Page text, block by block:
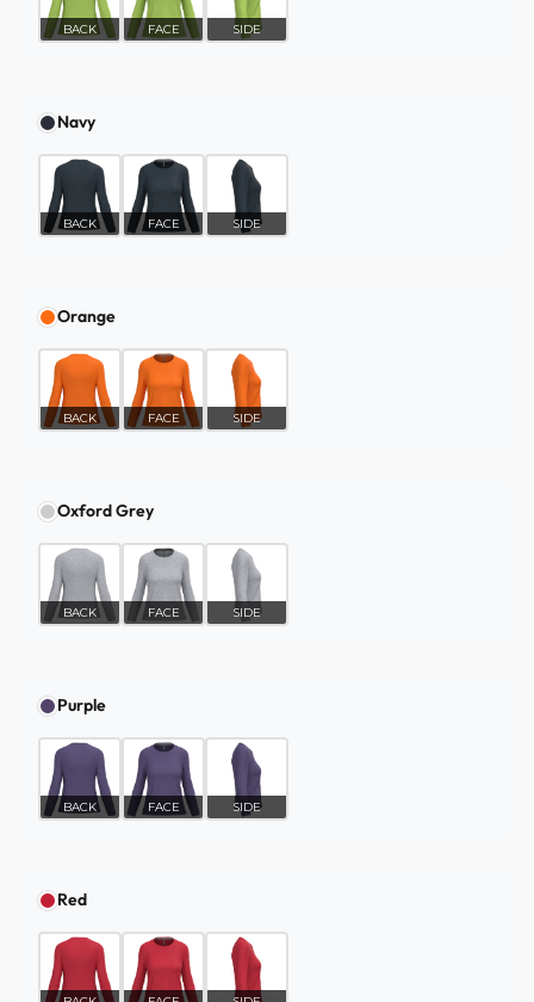
BACK FACE SIDE
Navy
BACK FACE SIDE
Orange
BACK FACE SIDE
Oxford Grey
BACK FACE SIDE
Purple
BACK FACE SIDE
Red